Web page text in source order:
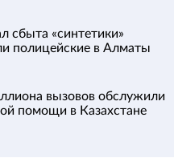
сбыта «синтетики»
полицейские в Алматы
вызовов обслужили
помощи в Казахстане